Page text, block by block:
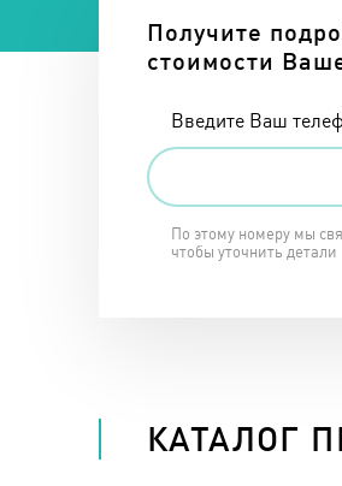
Получите
стоимости
Введите Ваш
По этому номеру мы
чтобы уточнить детали
КАТАЛОГ